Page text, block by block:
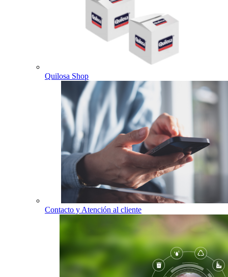
Quilosa Shop
Contacto y Atención al cliente